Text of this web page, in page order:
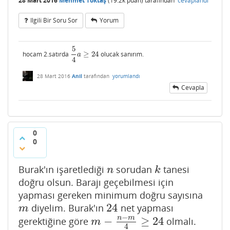
Ilgili Bir Soru Sor Yorum
hocam 2.satırda
5
4
a ≥ 24
54a ≥24 olucak sanırım.
28 Mart 2016 Anil tarafından yorumlandı
Cevapla
0
0
Burak'ın işaretlediği n
nsorudan k
k tanesi
doğru olsun. Barajı geçebilmesi için
yapması gereken minimum doğru sayısına
m
m diyelim. Burak'ın 24
24 net yapması
gerektiğine göre m − n−m
4 ≥ 24
m− n− m4≥24 olmalı.